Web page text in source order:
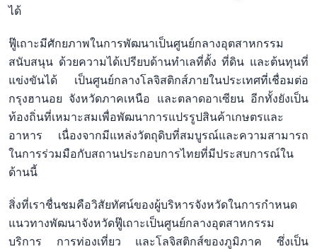
ได้
ฟู๊เถาะมีศักยภาพในการพัฒนาเป็นศูนย์กลางอุตสาหกรรม
สนับสนุน ด้วยความได้เปรียบด้านทำเลที่ตั้ง ที่ดิน และต้นทุนที่
แข่งขันได้ เป็นศูนย์กลางโลจิสติกส์ภายในประเทศที่เชื่อมต่อ
กรุงฮานอย จังหวัดภาคเหนือ และตลาดอาเซียน อีกทั้งยังเป็น
ท้องถิ่นที่เหมาะสมเพื่อพัฒนาการแปรรูปสินค้าเกษตรและ
อาหาร เนื่องจากมีแหล่งวัตถุดิบที่สมบูรณ์และความสามารถ
ในการร่วมมือกับสถานประกอบการไทยที่มีประสบการณ์ใน
ด้านนี้
สิ่งที่เราชื่นชมคือวิสัยทัศน์ของผู้บริหารจังหวัดในการกำหนด
แนวทางพัฒนาจังหวัดฟู๊เถาะเป็นศูนย์กลางอุตสาหกรรม
บริการ การท่องเที่ยว และโลจิสติกส์ของภูมิภาค ซึ่งเป็น